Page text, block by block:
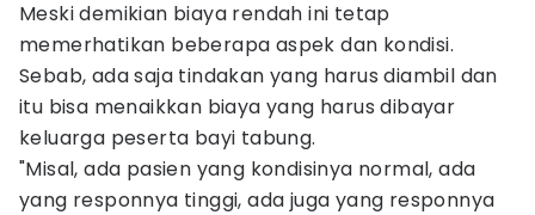
Meski demikian biaya rendah ini tetap
memerhatikan beberapa aspek dan kondisi.
Sebab, ada saja tindakan yang harus diambil dan
itu bisa menaikkan biaya yang harus dibayar
keluarga peserta bayi tabung.
"Misal, ada pasien yang kondisinya normal, ada
yang responnya tinggi, ada juga yang responnya